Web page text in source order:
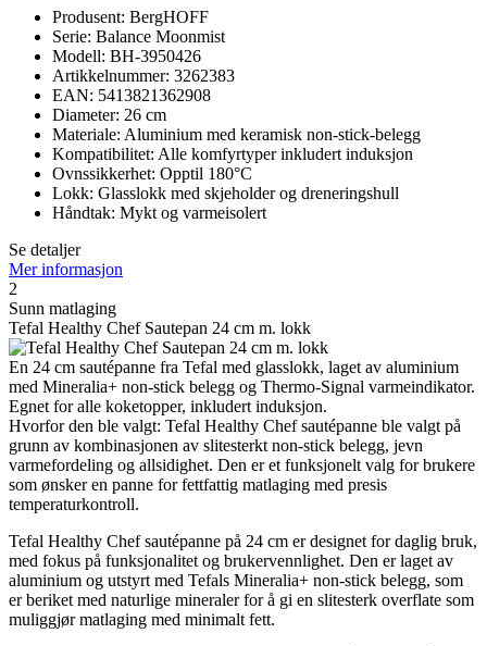
Produsent: BergHOFF
Serie: Balance Moonmist
Modell: BH-3950426
Artikkelnummer: 3262383
EAN: 5413821362908
Diameter: 26 cm
Materiale: Aluminium med keramisk non-stick-belegg
Kompatibilitet: Alle komfyrtyper inkludert induksjon
Ovnssikkerhet: Opptil 180°C
Lokk: Glasslokk med skjeholder og dreneringshull
Håndtak: Mykt og varmeisolert
Se detaljer
Mer informasjon
2
Sunn matlaging
Tefal Healthy Chef Sautepan 24 cm m. lokk
En 24 cm sautépanne fra Tefal med glasslokk, laget av aluminium
med Mineralia+ non-stick belegg og Thermo-Signal varmeindikator.
Egnet for alle koketopper, inkludert induksjon.
Hvorfor den ble valgt: Tefal Healthy Chef sautépanne ble valgt på
grunn av kombinasjonen av slitesterkt non-stick belegg, jevn
varmefordeling og allsidighet. Den er et funksjonelt valg for brukere
som ønsker en panne for fettfattig matlaging med presis
temperaturkontroll.
Tefal Healthy Chef sautépanne på 24 cm er designet for daglig bruk,
med fokus på funksjonalitet og brukervennlighet. Den er laget av
aluminium og utstyrt med Tefals Mineralia+ non-stick belegg, som
er beriket med naturlige mineraler for å gi en slitesterk overflate som
muliggjør matlaging med minimalt fett.